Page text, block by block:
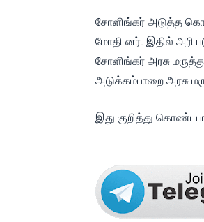
சோளிங்கர் அடுத்த
மோதி னர். இதில் அரி
சோளிங்கர் அரசு
அடுக்கம்பாறை அரசு
இது குறித்து